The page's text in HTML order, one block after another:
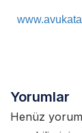
Yorumlar
Henüz